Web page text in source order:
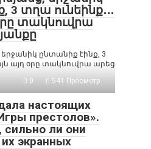
3 տղա ունեինք․․․
տակնուվրա
երջանիկ ընտանիք էինք, 3
այդ օրը տակնուվրա արեց
0 541 Просмотр
настоящих
престолов».
ли они
экранных